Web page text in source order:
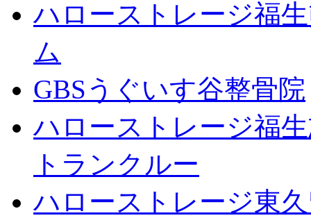
ハローストレージ福
ム
GBSうぐいす谷整骨院
ハローストレージ福
トランクルー
ハローストレージ東